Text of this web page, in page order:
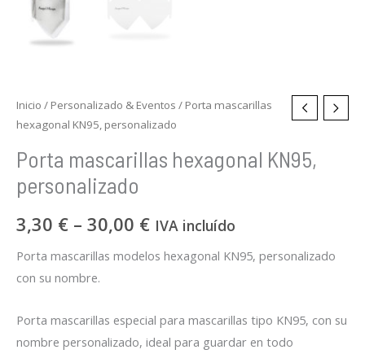
Inicio / Personalizado & Eventos / Porta mascarillas
hexagonal KN95, personalizado
Porta mascarillas hexagonal KN95,
personalizado
3,30 € – 30,00 € IVA incluído
Porta mascarillas modelos hexagonal KN95, personalizado
con su nombre.
Porta mascarillas especial para mascarillas tipo KN95, con su
nombre personalizado, ideal para guardar en todo